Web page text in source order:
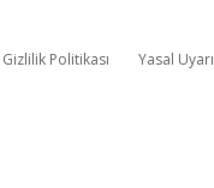
Gizlilik Politikası Yasal Uyarı